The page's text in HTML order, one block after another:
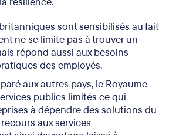
sont sensibilisés au fait
ne se limite pas à trouver un
répond aussi aux besoins
des employés.
aux autres pays, le Royaume-
publics limités ce qui
à dépendre des solutions du
aux services